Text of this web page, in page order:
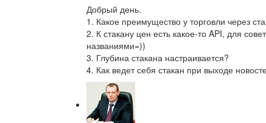
Добрый день.
1. Какое преимущество у торговли через
2. К стакану цен есть какое-то API, для
названиями=))
3. Глубина стакана настраивается?
4. Как ведет себя стакан при выходе